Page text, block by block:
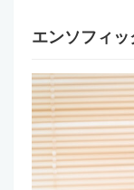
エンソフィ